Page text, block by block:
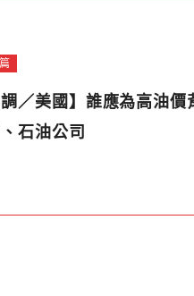
調／美國】誰應為高油價
石油公司